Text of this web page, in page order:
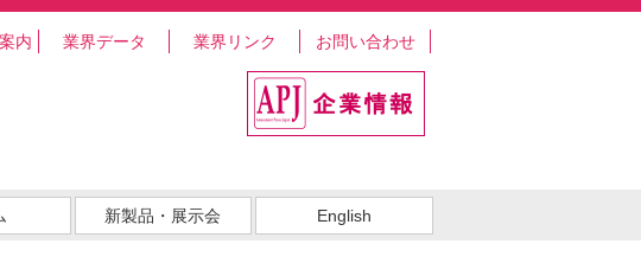
内 業界データ 業界リンク お問い合わせ
新製品・展示会 English